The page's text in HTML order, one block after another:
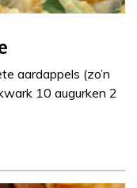
aardappels (zo’n
10 augurken 2